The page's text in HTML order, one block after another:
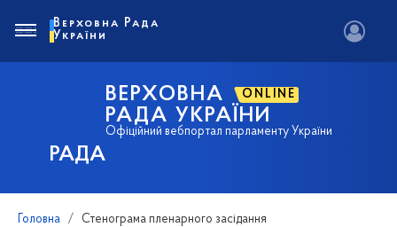
РАДА
ВЕРХОВНА ONLINE
РАДА УКРАЇНИ
Офіційний вебпортал парламенту України
Верховна Рада
України
Головна Стенограма пленарного засідання